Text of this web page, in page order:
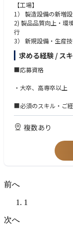
【工場】
1） 製造設備の新増
2) 製品品質向上・環
行
3） 新規設備・生産
【本社】
1) 各事業会社におけ
3) グループの横断的
求める経験 / ス
■応募資格
・大卒、高専卒以上
■必須のスキル・ご
・エンジニアリング
行いただける方
・ユーザーエンジ
・設備導入や工程改
※ユーザーの立場で
での業務経験
複数あり
前へ
1
次へ